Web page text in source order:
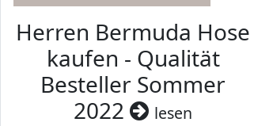
Herren Bermuda Hose
kaufen - Qualität
Besteller Sommer
2022
lesen